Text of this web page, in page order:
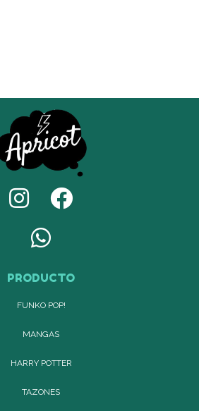
PRODUCTO
FUNKO POP!
MANGAS
HARRY POTTER
TAZONES